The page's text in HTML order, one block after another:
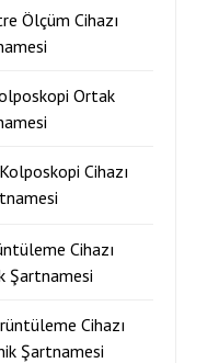
Ölçüm Cihazı
Ortak
Cihazı
Cihazı
Şartnamesi
Cihazı
Şartnamesi